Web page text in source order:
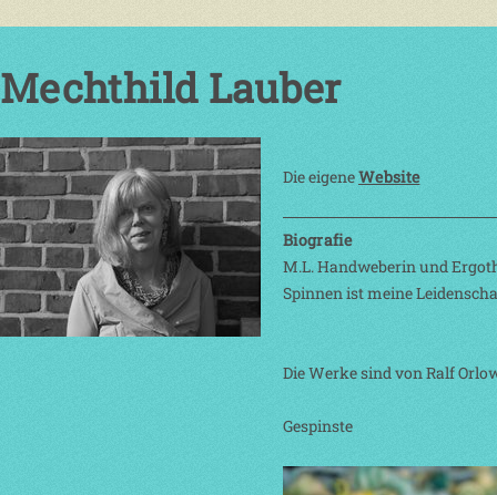
Mechthild Lauber
Die eigeneWebsite
Biografie
M.L. Handweberin und
Spinnen ist meine
Die Werke sind von Ralf
Gespinste